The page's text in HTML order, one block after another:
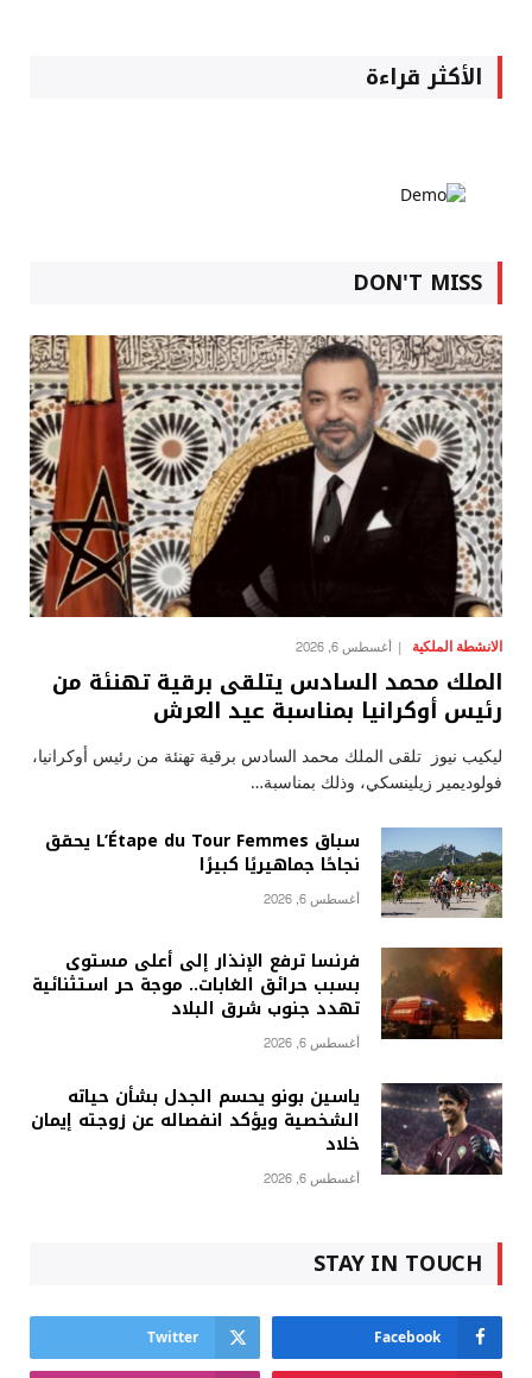
الأكثر قراءة
DON'T MISS
الانشطة الملكية أغسطس 6, 2026
الملك محمد السادس يتلقى برقية تهنئة من
رئيس أوكرانيا بمناسبة عيد العرش
ليكيب نيوز تلقى الملك محمد السادس برقية تهنئة من رئيس أوكرانيا،
فولوديمير زيلينسكي، وذلك بمناسبة…
سباق L’Étape du Tour Femmes يحقق
نجاحًا جماهيريًا كبيرًا
أغسطس 6, 2026
فرنسا ترفع الإنذار إلى أعلى مستوى
بسبب حرائق الغابات.. موجة حر استثنائية
تهدد جنوب شرق البلاد
أغسطس 6, 2026
ياسين بونو يحسم الجدل بشأن حياته
الشخصية ويؤكد انفصاله عن زوجته إيمان
خلاد
أغسطس 6, 2026
STAY IN TOUCH
Facebook
Twitter